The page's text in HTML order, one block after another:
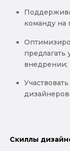
команду на
предлагать
внедрении;
дизайнеров.
Скиллы